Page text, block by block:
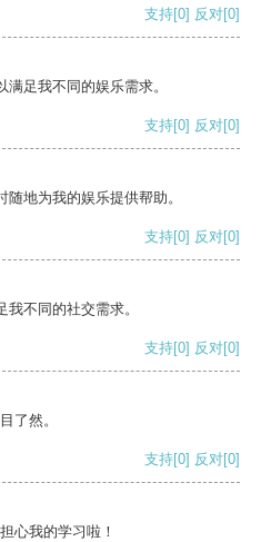
支持[0] 反对[0]
足我不同的娱乐需求。
支持[0] 反对[0]
地为我的娱乐提供帮助。
支持[0] 反对[0]
不同的社交需求。
支持[0] 反对[0]
了然。
支持[0] 反对[0]
心我的学习啦！